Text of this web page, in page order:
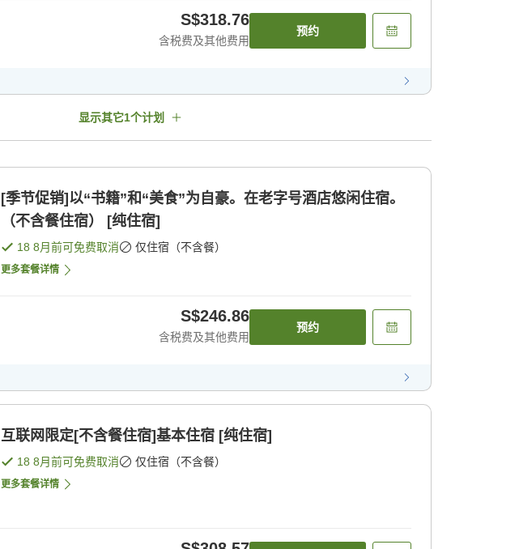
S$318.76
含税费及其他费用
预约
显示其它1个计划
[季节促销]以“书籍”和“美食”为自豪。在老字号酒店悠闲住宿。
（不含餐住宿） [纯住宿]
18 8月前可免费取消 仅住宿（不含餐）
更多套餐详情
S$246.86
含税费及其他费用
预约
互联网限定[不含餐住宿]基本住宿 [纯住宿]
18 8月前可免费取消 仅住宿（不含餐）
更多套餐详情